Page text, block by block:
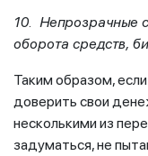
10. Непрозрачные
оборота средств,
Таким образом,
доверить свои
несколькими из
задуматься, не